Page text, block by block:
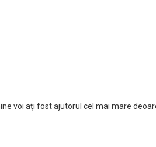
voi ați fost ajutorul cel mai mare